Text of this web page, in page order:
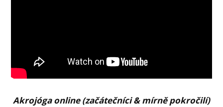
Akrojóga online (začátečníci & mírně pokročilí)